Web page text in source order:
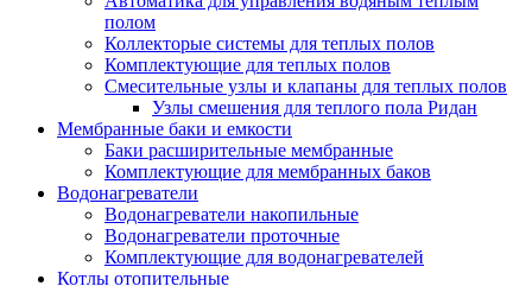
полом
Коллекторые системы для теплых полов
Комплектующие для теплых полов
Смесительные узлы и клапаны для теплых полов
Узлы смешения для теплого пола Ридан
Мембранные баки и емкости
Баки расширительные мембранные
Комплектующие для мембранных баков
Водонагреватели
Водонагреватели накопильные
Водонагреватели проточные
Комплектующие для водонагревателей
Котлы отопительные